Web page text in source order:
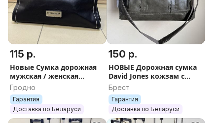
115 р.
Новые Сумка дорожная
мужская / женская
искуственная кожа David
Jones+ БЕСПЛАТНАЯ
отправка европочтой
Гродно
Гарантия
Доставка по Беларуси
150 р.
НОВЫЕ Дорожная сумка
David Jones кожзам с
ручками для переноски +
БЕСПЛАТНАЯ отправка
Брест
Гарантия
Доставка по Беларуси